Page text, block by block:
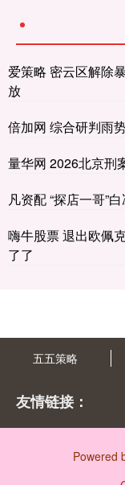
爱策略 密云区解除
放
倍加网 综合研判雨
量华网 2026北京刑
凡资配 “探店一哥”
嗨牛股票 退出欧佩
了了
五五策略
友情链接：
Powered